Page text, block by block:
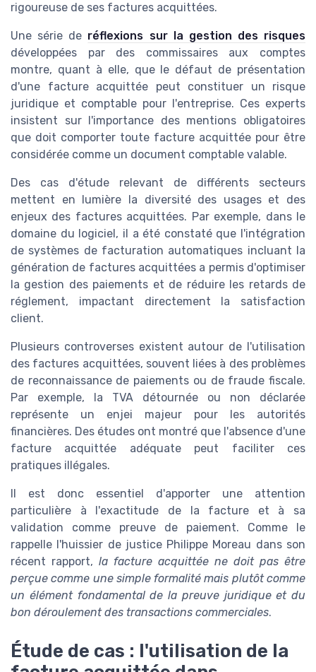
rigoureuse de ses factures acquittées.
Une série de réflexions sur la gestion des risques
développées par des commissaires aux comptes
montre, quant à elle, que le défaut de présentation
d'une facture acquittée peut constituer un risque
juridique et comptable pour l'entreprise. Ces experts
insistent sur l'importance des mentions obligatoires
que doit comporter toute facture acquittée pour être
considérée comme un document comptable valable.
Des cas d'étude relevant de différents secteurs
mettent en lumière la diversité des usages et des
enjeux des factures acquittées. Par exemple, dans le
domaine du logiciel, il a été constaté que l'intégration
de systèmes de facturation automatiques incluant la
génération de factures acquittées a permis d'optimiser
la gestion des paiements et de réduire les retards de
réglement, impactant directement la satisfaction
client.
Plusieurs controverses existent autour de l'utilisation
des factures acquittées, souvent liées à des problèmes
de reconnaissance de paiements ou de fraude fiscale.
Par exemple, la TVA détournée ou non déclarée
représente un enjei majeur pour les autorités
financières. Des études ont montré que l'absence d'une
facture acquittée adéquate peut faciliter ces
pratiques illégales.
Il est donc essentiel d'apporter une attention
particulière à l'exactitude de la facture et à sa
validation comme preuve de paiement. Comme le
rappelle l'huissier de justice Philippe Moreau dans son
récent rapport, la facture acquittée ne doit pas être
perçue comme une simple formalité mais plutôt comme
un élément fondamental de la preuve juridique et du
bon déroulement des transactions commerciales.
Étude de cas : l'utilisation de la